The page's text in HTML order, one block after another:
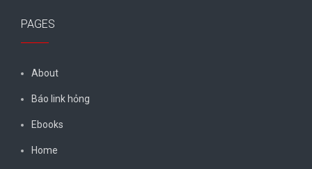
PAGES
About
Báo link hỏng
Ebooks
Home